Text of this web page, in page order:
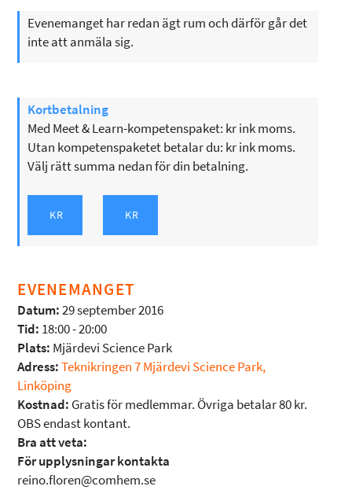
Evenemanget har redan ägt rum och därför går det
inte att anmäla sig.
Kortbetalning
Med Meet & Learn-kompetenspaket: kr ink moms.
Utan kompetenspaketet betalar du: kr ink moms.
Välj rätt summa nedan för din betalning.
EVENEMANGET
Datum:29 september 2016
Tid: 18:00 - 20:00
Plats: Mjärdevi Science Park
Adress:Teknikringen 7 Mjärdevi Science Park,
Linköping
Kostnad: Gratis för medlemmar. Övriga betalar 80 kr.
OBS endast kontant.
Bra att veta:
För upplysningar kontakta
reino.floren@comhem.se